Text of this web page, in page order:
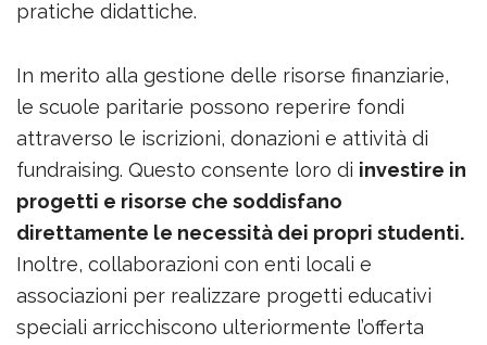
pratiche didattiche.
In merito alla gestione delle risorse finanziarie,
le scuole paritarie possono reperire fondi
attraverso le iscrizioni, donazioni e attività di
fundraising. Questo consente loro di investire in
progetti e risorse che soddisfano
direttamente le necessità dei propri studenti.
Inoltre, collaborazioni con enti locali e
associazioni per realizzare progetti educativi
speciali arricchiscono ulteriormente l’offerta